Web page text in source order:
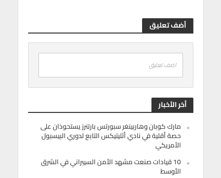
أضف تعليق
اضف تعليق
أخر الأخبار
مارك كوبان وهاربينغر سبورتس بارتنرز يستحوذان على
حصة أقلية في نادي أثليتيكس التابع لدوري البيسبول
الأمريكي
10 قيادات صنعت مشهد الأمن السيبراني في الشرق
الأوسط